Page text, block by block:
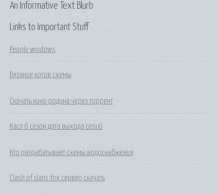
Links to Important Stuff
People windows
Вязание котов схемы
Скачать кино родина через торрент
Касл 6 сезон дата выхода серий
Кто разрабатывает схемы водоснабжения
Clash of clans fnx сервер скачать
An Informative Text Blurb